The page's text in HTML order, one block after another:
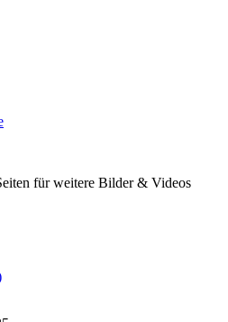
für weitere Bilder & Videos